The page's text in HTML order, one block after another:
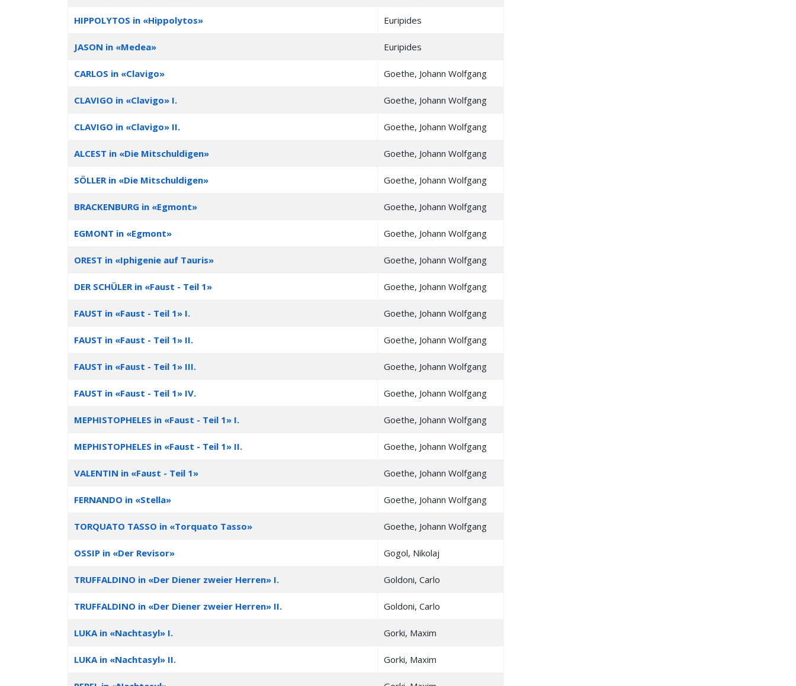
HIPPOLYTOS in «Hippolytos» Euripides
JASON in «Medea» Euripides
CARLOS in «Clavigo» Goethe, Johann Wolfgang
CLAVIGO in «Clavigo» I. Goethe, Johann Wolfgang
CLAVIGO in «Clavigo» II. Goethe, Johann Wolfgang
ALCEST in «Die Mitschuldigen» Goethe, Johann Wolfgang
SÖLLER in «Die Mitschuldigen» Goethe, Johann Wolfgang
BRACKENBURG in «Egmont» Goethe, Johann Wolfgang
EGMONT in «Egmont» Goethe, Johann Wolfgang
OREST in «Iphigenie auf Tauris» Goethe, Johann Wolfgang
DER SCHÜLER in «Faust - Teil 1» Goethe, Johann Wolfgang
FAUST in «Faust - Teil 1» I. Goethe, Johann Wolfgang
FAUST in «Faust - Teil 1» II. Goethe, Johann Wolfgang
FAUST in «Faust - Teil 1» III. Goethe, Johann Wolfgang
FAUST in «Faust - Teil 1» IV. Goethe, Johann Wolfgang
MEPHISTOPHELES in «Faust - Teil 1» I. Goethe, Johann Wolfgang
MEPHISTOPHELES in «Faust - Teil 1» II. Goethe, Johann Wolfgang
VALENTIN in «Faust - Teil 1» Goethe, Johann Wolfgang
FERNANDO in «Stella» Goethe, Johann Wolfgang
TORQUATO TASSO in «Torquato Tasso» Goethe, Johann Wolfgang
OSSIP in «Der Revisor» Gogol, Nikolaj
TRUFFALDINO in «Der Diener zweier Herren» I. Goldoni, Carlo
TRUFFALDINO in «Der Diener zweier Herren» II. Goldoni, Carlo
LUKA in «Nachtasyl» I. Gorki, Maxim
LUKA in «Nachtasyl» II. Gorki, Maxim